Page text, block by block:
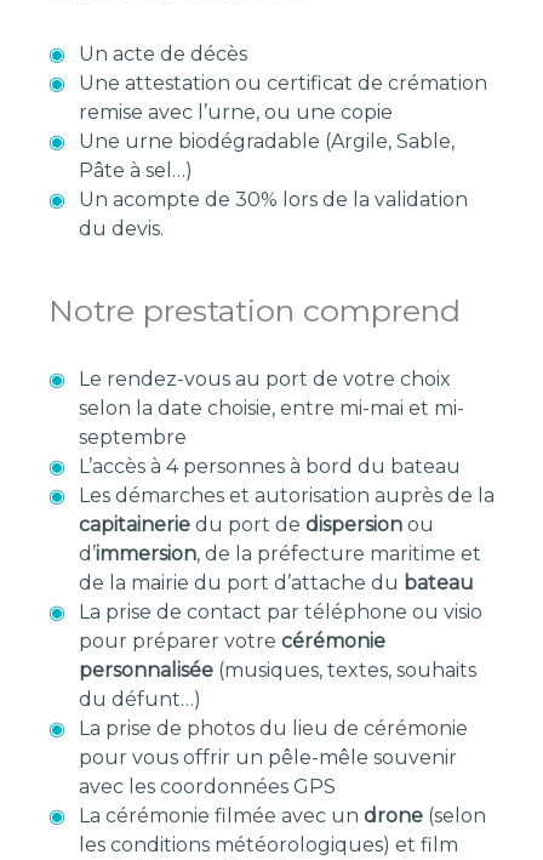
Un acte de décès
Une attestation ou certificat de crémation
remise avec l’urne, ou une copie
Une urne biodégradable (Argile, Sable,
Pâte à sel…)
Un acompte de 30% lors de la validation
du devis.
Notre prestation comprend
Le rendez-vous au port de votre choix
selon la date choisie, entre mi-mai et mi-
septembre
L’accès à 4 personnes à bord du bateau
Les démarches et autorisation auprès de la
capitainerie du port de dispersion ou
d’immersion, de la préfecture maritime et
de la mairie du port d’attache du bateau
La prise de contact par téléphone ou visio
pour préparer votre cérémonie
personnalisée (musiques, textes, souhaits
du défunt…)
La prise de photos du lieu de cérémonie
pour vous offrir un pêle-mêle souvenir
avec les coordonnées GPS
La cérémonie filmée avec un drone (selon
les conditions météorologiques) et film